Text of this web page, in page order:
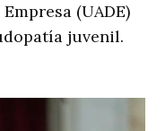
(UADE)
juvenil.